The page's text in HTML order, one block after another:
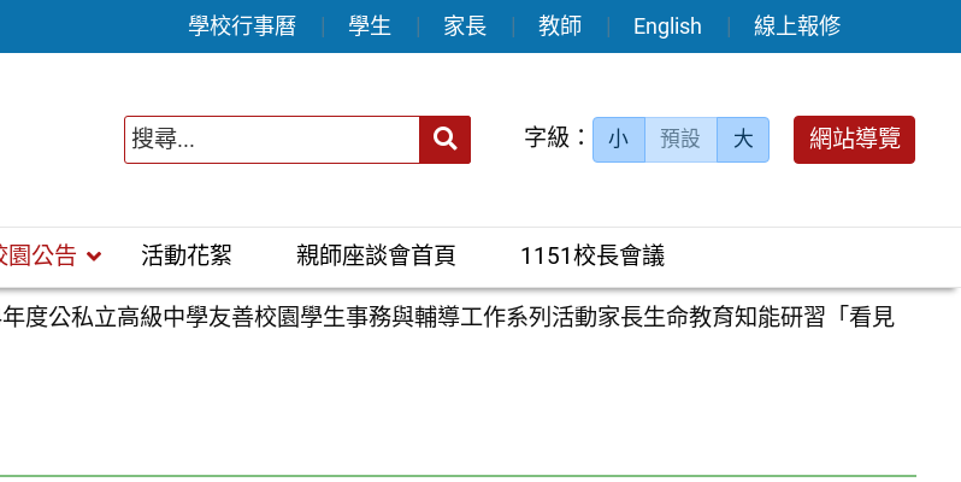
學校行事曆 學生 家長 教師 English 線上報修
送出 字級： 小 預設 大 網站導覽
園公告 活動花絮 親師座談會首頁 1151校長會議
度公私立高級中學友善校園學生事務與輔導工作系列活動家長生命教育知能研習「看見